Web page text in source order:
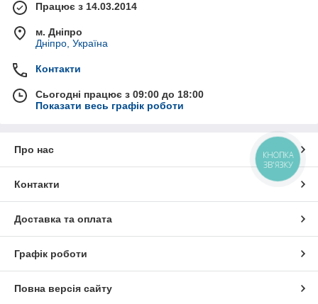
Працює з 14.03.2014
м. Дніпро
Дніпро, Україна
Контакти
Сьогодні працює з 09:00 до 18:00
Показати весь графік роботи
Про нас
Контакти
Доставка та оплата
Графік роботи
Повна версія сайту
КНОПКА
ЗВ'ЯЗКУ